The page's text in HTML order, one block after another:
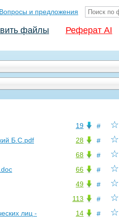
Вопросы и предложения
файлы Реферат AI
☆
#
19
☆
#
28
Б.С.pdf
☆
#
68
☆
#
66
☆
#
49
☆
#
113
☆
#
14
лиц -